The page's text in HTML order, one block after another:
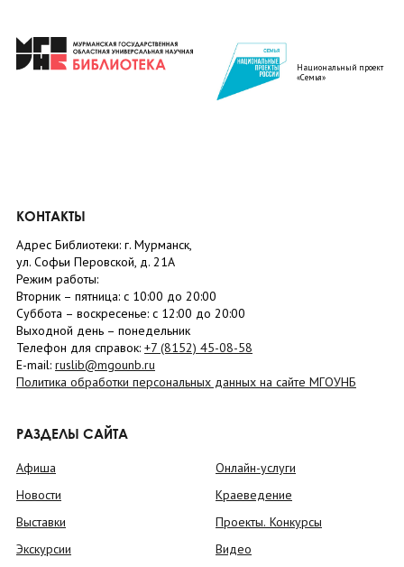
Национальный проект
«Семья»
КОНТАКТЫ
Адрес Библиотеки: г. Мурманск,
ул. Софьи Перовской, д. 21А
Режим работы:
Вторник – пятница: с 10:00 до 20:00
Суббота – воскресенье: c 12:00 до 20:00
Выходной день – понедельник
Телефон для справок: +7 (8152) 45-08-58
E-mail: ruslib@mgounb.ru
Политика обработки персональных данных на сайте МГОУНБ
РАЗДЕЛЫ САЙТА
Афиша
Новости
Выставки
Экскурсии
Онлайн-услуги
Краеведение
Проекты. Конкурсы
Видео